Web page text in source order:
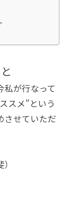
私が行なって
スメ”という
させていただ